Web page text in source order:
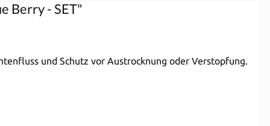
Berry - SET"
und Schutz vor Austrocknung oder Verstopfung.